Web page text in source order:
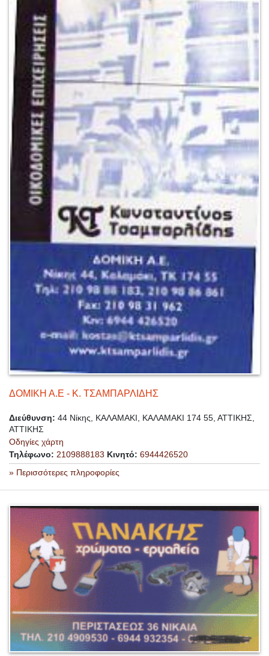
ΔΟΜΙΚΗ Α.Ε - Κ. ΤΣΑΜΠΑΡΛΙΔΗΣ
Διεύθυνση: 44 Νίκης, ΚΑΛΑΜΑΚΙ, ΚΑΛΑΜΑΚΙ 174 55, ΑΤΤΙΚΗΣ,
ΑΤΤΙΚΗΣ
Οδηγίες χάρτη
Τηλέφωνο: 2109888183 Κινητό: 6944426520
» Περισσότερες πληροφορίες